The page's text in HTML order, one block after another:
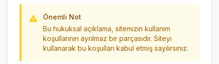
Önemli Not
Bu hukuksal açıklama, sitemizin kullanım
koşullarının ayrılmaz bir parçasıdır. Siteyi
kullanarak bu koşulları kabul etmiş sayılırsınız.